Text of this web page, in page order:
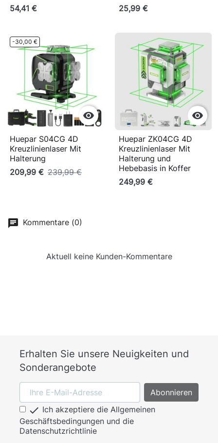
54,41 €
25,99 €
-30,00 €

Huepar S04CG 4D
Kreuzlinienlaser Mit
Halterung
209,99 € 239,99 €

Huepar ZK04CG 4D
Kreuzlinienlaser Mit
Halterung und
Hebebasis in Koffer
249,99 €
Kommentare (0)
Aktuell keine Kunden-Kommentare
Erhalten Sie unsere Neuigkeiten und
Sonderangebote
 Ich akzeptiere die Allgemeinen
Geschäftsbedingungen und die
Datenschutzrichtlinie